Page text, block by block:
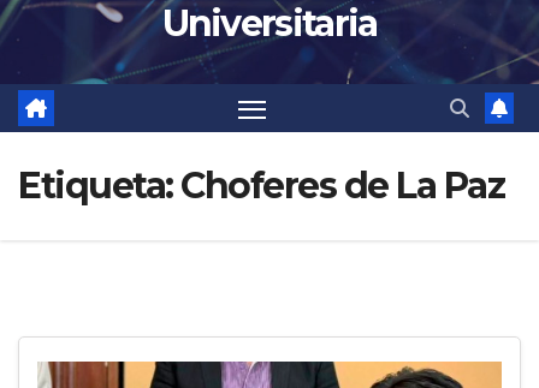
Universitaria
Etiqueta:Choferes de La Paz